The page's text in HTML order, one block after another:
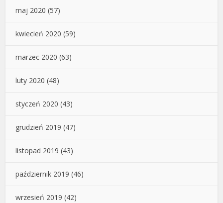
maj 2020 (57)
kwiecień 2020 (59)
marzec 2020 (63)
luty 2020 (48)
styczeń 2020 (43)
grudzień 2019 (47)
listopad 2019 (43)
październik 2019 (46)
wrzesień 2019 (42)